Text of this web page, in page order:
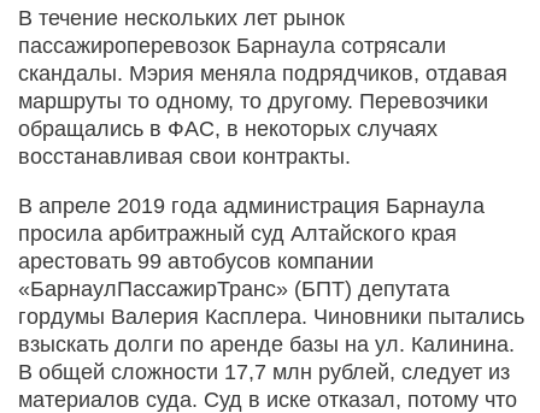
В течение нескольких лет рынок
пассажироперевозок Барнаула сотрясали
скандалы. Мэрия меняла подрядчиков, отдавая
маршруты то одному, то другому. Перевозчики
обращались в ФАС, в некоторых случаях
восстанавливая свои контракты.
В апреле 2019 года администрация Барнаула
просила арбитражный суд Алтайского края
арестовать 99 автобусов компании
«БарнаулПассажирТранс» (БПТ) депутата
гордумы Валерия Касплера. Чиновники пытались
взыскать долги по аренде базы на ул. Калинина.
В общей сложности 17,7 млн рублей, следует из
материалов суда. Суд в иске отказал, потому что